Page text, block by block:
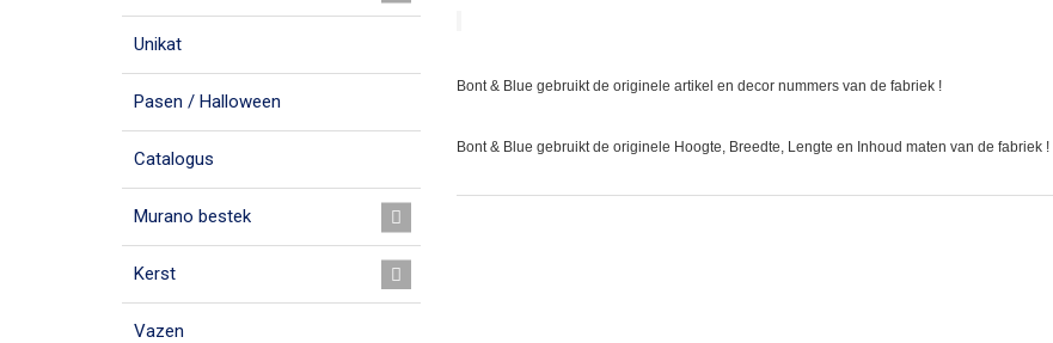
Unikat
Pasen / Halloween
Catalogus
Murano bestek
Kerst
Vazen
Bont & Blue gebruikt de originele artikel en decor nummers van de fabriek !
Bont & Blue gebruikt de originele Hoogte, Breedte, Lengte en Inhoud maten van de fabriek !